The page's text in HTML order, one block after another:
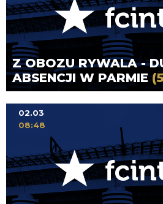
Z OBOZU RYWALA -
ABSENCJI W PARMIE
02.03
08:48